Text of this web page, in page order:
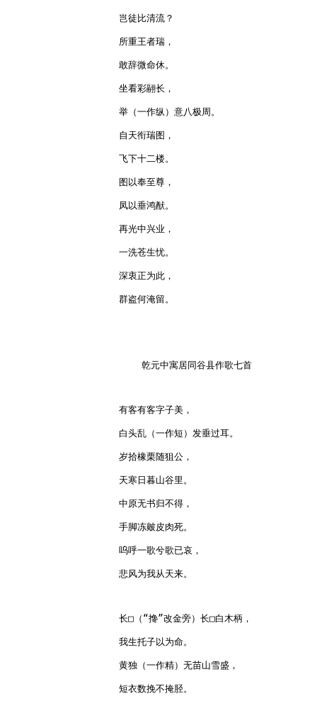
岂徒比清流？
所重王者瑞，
敢辞微命休。
坐看彩翮长，
举（一作纵）意八极周。
自天衔瑞图，
飞下十二楼。
图以奉至尊，
凤以垂鸿猷。
再光中兴业，
一洗苍生忧。
深衷正为此，
群盗何淹留。
    乾元中寓居同谷县作歌七首
有客有客字子美，
白头乱（一作短）发垂过耳。
岁拾橡栗随狙公，
天寒日暮山谷里。
中原无书归不得，
手脚冻皴皮肉死。
呜呼一歌兮歌已哀，
悲风为我从天来。
长□（“搀”改金旁）长□白木柄，
我生托子以为命。
黄独（一作精）无苗山雪盛，
短衣数挽不掩胫。